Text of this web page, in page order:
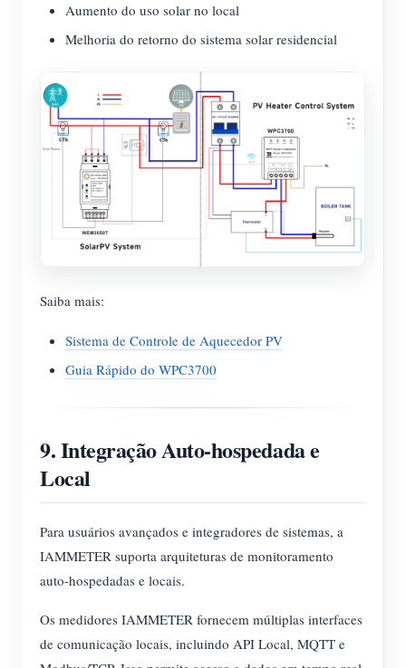
Aumento do uso solar no local
Melhoria do retorno do sistema solar residencial
Saiba mais:
Sistema de Controle de Aquecedor PV
Guia Rápido do WPC3700
9. Integração Auto-hospedada e
Local
Para usuários avançados e integradores de sistemas, a
IAMMETER suporta arquiteturas de monitoramento
auto-hospedadas e locais.
Os medidores IAMMETER fornecem múltiplas interfaces
de comunicação locais, incluindo API Local, MQTT e